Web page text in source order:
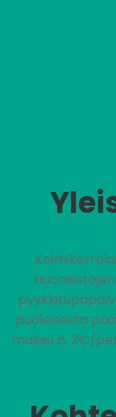
puoleisesta
maksu n. 2€/